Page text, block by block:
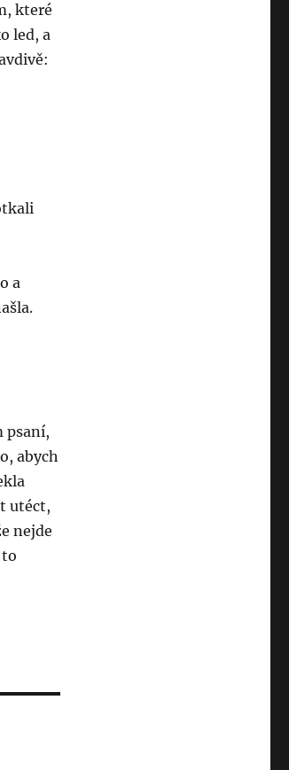
které
led, a
a
psaní,
abych
utéct,
nejde